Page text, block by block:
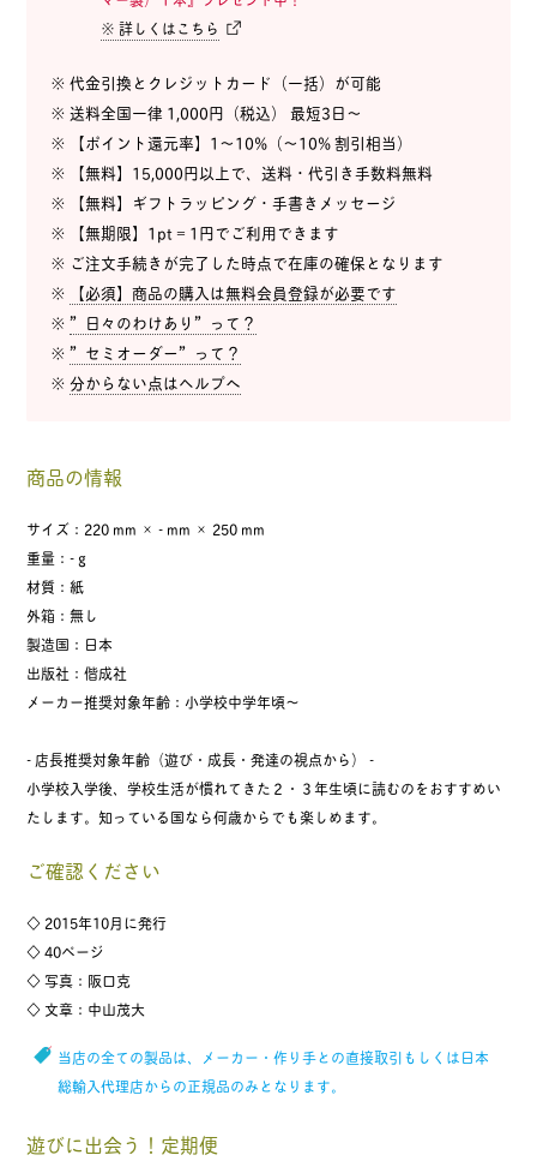
※ 詳しくはこちら
※ 代金引換とクレジットカード（一括）が可能
※ 送料全国一律 1,000円（税込） 最短3日〜
※ 【ポイント還元率】1〜10%（〜10% 割引相当）
※ 【無料】15,000円以上で、送料・代引き手数料無料
※ 【無料】ギフトラッピング・手書きメッセージ
※ 【無期限】1pt = 1円でご利用できます
※ ご注文手続きが完了した時点で在庫の確保となります
※ 【必須】商品の購入は無料会員登録が必要です
※”日々のわけあり”って？
※”セミオーダー”って？
※分からない点はヘルプへ
商品の情報
サイズ：220 mm × - mm × 250 mm
重量：- g
材質：紙
外箱：無し
製造国：日本
出版社：偕成社
メーカー推奨対象年齢：小学校中学年頃〜
- 店長推奨対象年齢（遊び・成長・発達の視点から） -
小学校入学後、学校生活が慣れてきた２・３年生頃に読むのをおすすめい
たします。知っている国なら何歳からでも楽しめます。
ご確認ください
◇ 2015年10月に発行
◇ 40ページ
◇ 写真：阪口克
◇ 文章：中山茂大
当店の全ての製品は、メーカー・作り手との直接取引もしくは日本
総輸入代理店からの正規品のみとなります。
遊びに出会う！定期便